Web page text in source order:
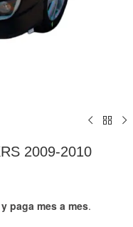
2009-2010
paga mes a mes.